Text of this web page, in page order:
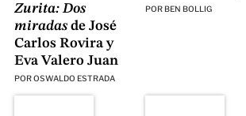
Zurita: Dos
miradas de José
Carlos Rovira y
Eva Valero Juan
POROSWALDO ESTRADA
POR BEN BOLLIG